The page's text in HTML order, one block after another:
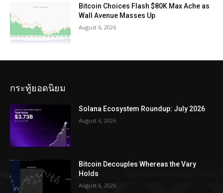
Bitcoin Choices Flash $80K Max Ache as
Wall Avenue Masses Up
August 6, 2026
กระทู้ยอดนิยม
Solana Ecosystem Roundup: July 2026
August 6, 2026
Bitcoin Decouples Whereas the Vary
Holds
August 6, 2026